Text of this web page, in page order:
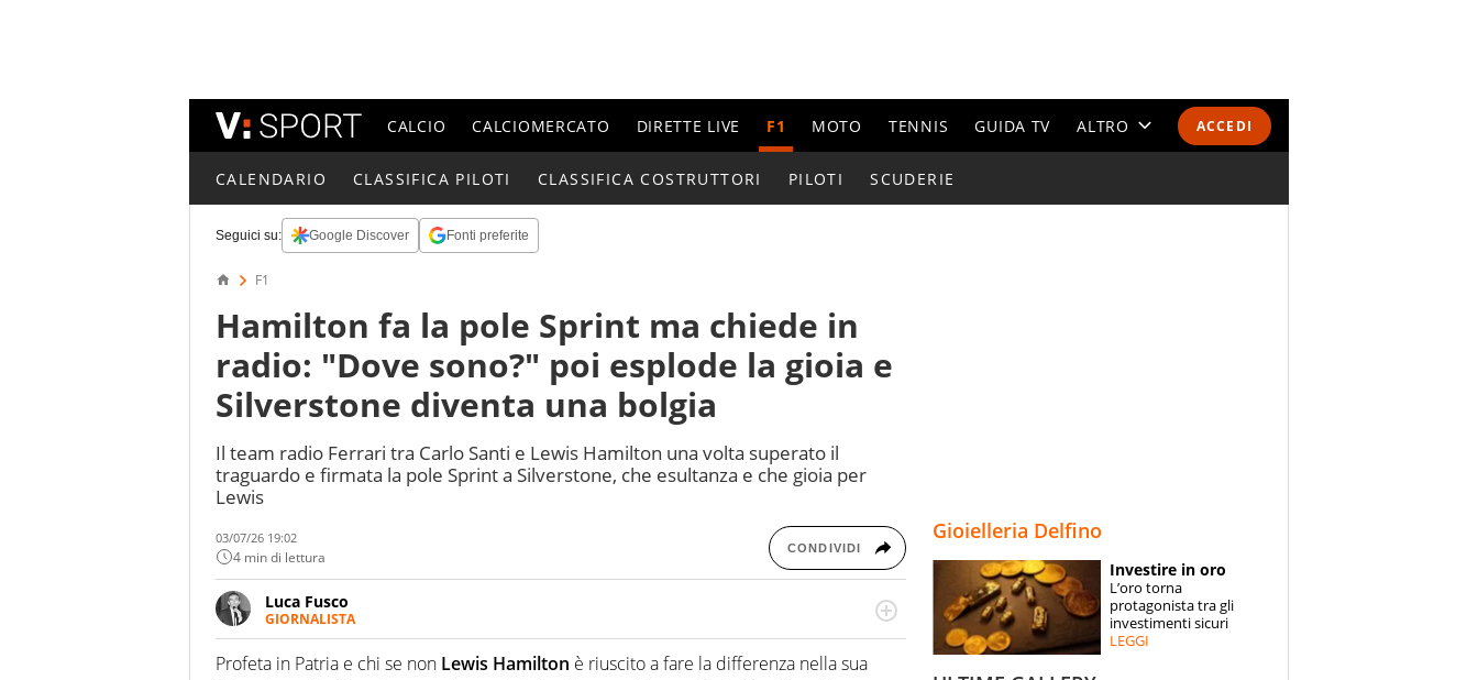
ACCEDI
CALCIO CALCIOMERCATO DIRETTE LIVE F1 MOTO TENNIS GUIDA TV ALTRO
ESPERTI
CONTATTI
CALENDARIO CLASSIFICA PILOTI CLASSIFICA COSTRUTTORI PILOTI SCUDERIE
Seguici su: Google Discover Fonti preferite
F1
Hamilton fa la pole Sprint ma chiede in
radio: "Dove sono?" poi esplode la gioia e
Silverstone diventa una bolgia
Il team radio Ferrari tra Carlo Santi e Lewis Hamilton una volta superato il
traguardo e firmata la pole Sprint a Silverstone, che esultanza e che gioia per
Lewis
03/07/26 19:02
4 min di lettura CONDIVIDI
Luca Fusco
GIORNALISTA
Giornalista multimediale. Quando si accendono i motori, lui sgasa, impenna, derapa. E
spesso e volentieri finisce sul podio
Profeta in Patria e chi se non Lewis Hamilton è riuscito a fare la differenza nella sua
Gioielleria Delfino
Investire in oro
L’oro torna
protagonista tra gli
investimenti sicuri
LEGGI